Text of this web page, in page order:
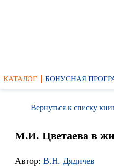
КАТАЛОГ БОНУСНАЯ
Вернуться к списку
М.И. Цветаева в
Автор: В.Н. Дядичев